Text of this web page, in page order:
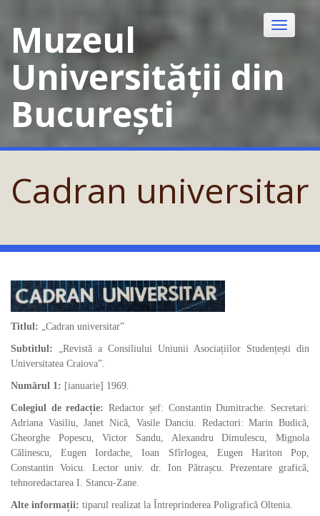
contentMuzeul
Universității din
București
Toggle
Cadran universitar
Titlul: „Cadran universitar”
Subtitlul: „Revistă a Consiliului Uniunii Asociațiilor Studențești din
Universitatea Craiova”.
Numărul 1: [ianuarie] 1969.
Colegiul de redacție:Redactor șef: Constantin Dumitrache. Secretari:
Adriana Vasiliu, Janet Nică, Vasile Danciu. Redactori: Marin Budică,
Gheorghe Popescu, Victor Sandu, Alexandru Dimulescu, Mignola
Călinescu, Eugen Iordache, Ioan Sfîrlogea, Eugen Hariton Pop,
Constantin Voicu. Lector univ. dr. Ion Pătrașcu. Prezentare grafică,
tehnoredactarea I. Stancu-Zane.
Alte informații: tiparul realizat la Întreprinderea Poligrafică Oltenia.